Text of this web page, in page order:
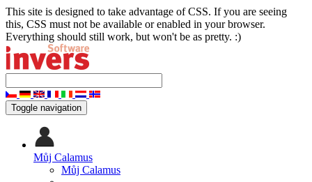
This site is designed to take advantage of CSS. If you are seeing
this, CSS must not be available or enabled in your browser.
Everything should still work, but won't be as pretty. :)
Toggle navigation
Můj Calamus
Můj Calamus